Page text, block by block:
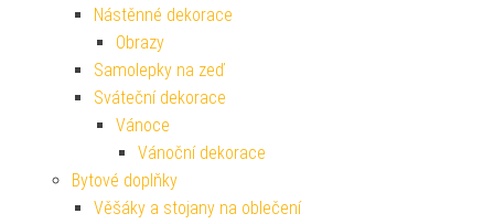
Nástěnné dekorace
Obrazy
Samolepky na zeď
Sváteční dekorace
Vánoce
Vánoční dekorace
Bytové doplňky
Věšáky a stojany na oblečení